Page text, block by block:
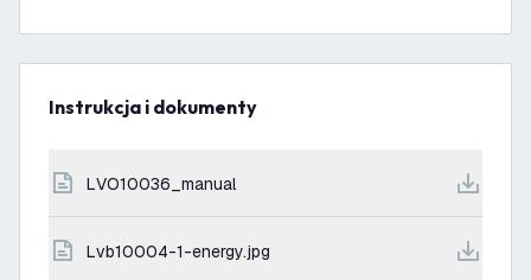
Instrukcja i dokumenty
LVO10036_manual
lvb10004-1-energy.jpg